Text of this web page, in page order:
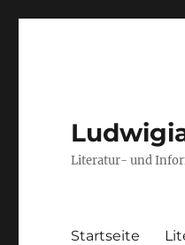
Literatur- und
Startseite